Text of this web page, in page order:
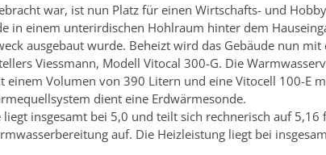
war, ist nun Platz für einen Wirtschafts- und
in einem unterirdischen Hohlraum hinter dem
ausgebaut wurde. Beheizt wird das Gebäude nun mit
Viessmann, Modell Vitocal 300-G. Die
einem Volumen von 390 Litern und eine Vitocell 100-E
dient eine Erdwärmesonde.
liegt insgesamt bei 5,0 und teilt sich rechnerisch auf 5,16
auf. Die Heizleistung liegt bei